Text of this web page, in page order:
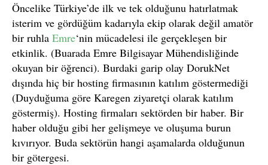
Öncelike Türkiye’de ilk ve tek olduğunu hatırlatmak
isterim ve gördüğüm kadarıyla ekip olarak değil amatör
bir ruhla Emre‘nin mücadelesi ile gerçekleşen bir
etkinlik. (Buarada Emre Bilgisayar Mühendisliğinde
okuyan bir öğrenci). Burdaki garip olay DorukNet
dışında hiç bir hosting firmasının katılım göstermediği
(Duyduğuma göre Karegen ziyaretçi olarak katılım
göstermiş). Hosting firmaları sektörden bir haber. Bir
haber olduğu gibi her gelişmeye ve oluşuma burun
kıvırıyor. Buda sektörün hangi aşamalarda olduğunun
bir götergesi.